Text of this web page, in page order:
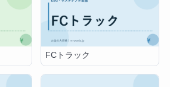
FCトラック